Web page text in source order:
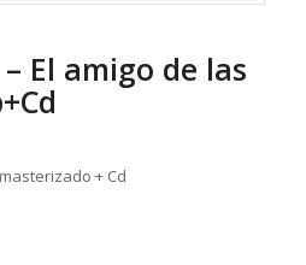
El amigo de las
+ Cd